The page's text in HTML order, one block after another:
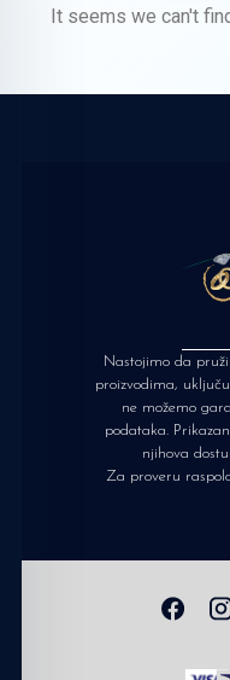
It seems we can't
Nastojimo da
proizvodima,
ne možemo
podataka.
njihova
Za proveru